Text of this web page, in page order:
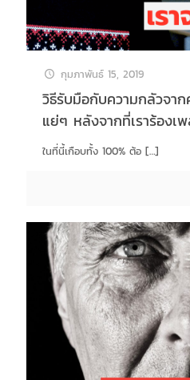
กุมภาพันธ์ 15, 2019
วิธีรับมือกับความกลัวจา
แย่ๆ หลังจากที่เราร้องเ
ในที่นี้เกือบทั้ง 100% ต้อ […]